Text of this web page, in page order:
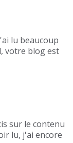
lu beaucoup
votre blog est
sur le contenu
lu, j'ai encore